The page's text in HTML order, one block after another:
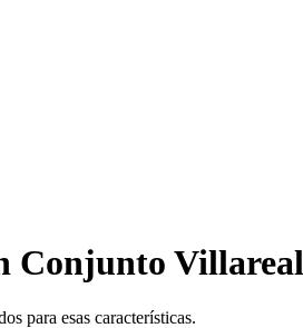
Conjunto
para esas características.